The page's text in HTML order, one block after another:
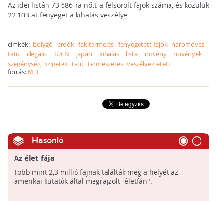
Az idei listán 73 686-ra nőtt a felsorolt fajok száma, és közülük
22 103-at fenyeget a kihalás veszélye.
címkék: bolygó erdők fakitermelés fenyegetett fajok háromöves
tatu
illegális IUCN Japán kihalás lista növény
növények
szegénység szigetek tatu természetes veszélyeztetett
forrás: MTI
Hasonló
Az élet fája
Több mint 2,3 millió fajnak találták meg a helyét az
amerikai kutatók által megrajzolt "életfán".